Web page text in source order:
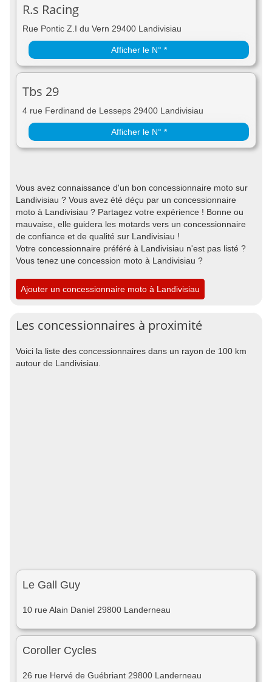
R.s Racing
Rue Pontic Z.I du Vern 29400 Landivisiau
Afficher le N° *
Tbs 29
4 rue Ferdinand de Lesseps 29400 Landivisiau
Afficher le N° *
Vous avez connaissance d'un bon concessionnaire moto sur
Landivisiau ? Vous avez été déçu par un concessionnaire
moto à Landivisiau ? Partagez votre expérience ! Bonne ou
mauvaise, elle guidera les motards vers un concessionnaire
de confiance et de qualité sur Landivisiau !
Votre concessionnaire préféré à Landivisiau n'est pas listé ?
Vous tenez une concession moto à Landivisiau ?
Ajouter un concessionnaire moto à Landivisiau
Les concessionnaires à proximité
Voici la liste des concessionnaires dans un rayon de 100 km
autour de Landivisiau.
Le Gall Guy
10 rue Alain Daniel 29800 Landerneau
Coroller Cycles
26 rue Hervé de Guébriant 29800 Landerneau